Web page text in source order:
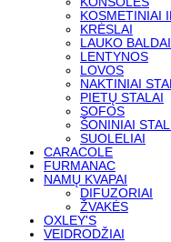
KOSMETINIAI
KRĖSLAI
LAUKO BALDAI
LENTYNOS
LOVOS
NAKTINIAI
PIETŲ STALAI
SOFOS
ŠONINIAI
SUOLELIAI
CARACOLE
FURMANAC
NAMŲ KVAPAI
DIFUZORIAI
ŽVAKĖS
OXLEY'S
VEIDRODŽIAI